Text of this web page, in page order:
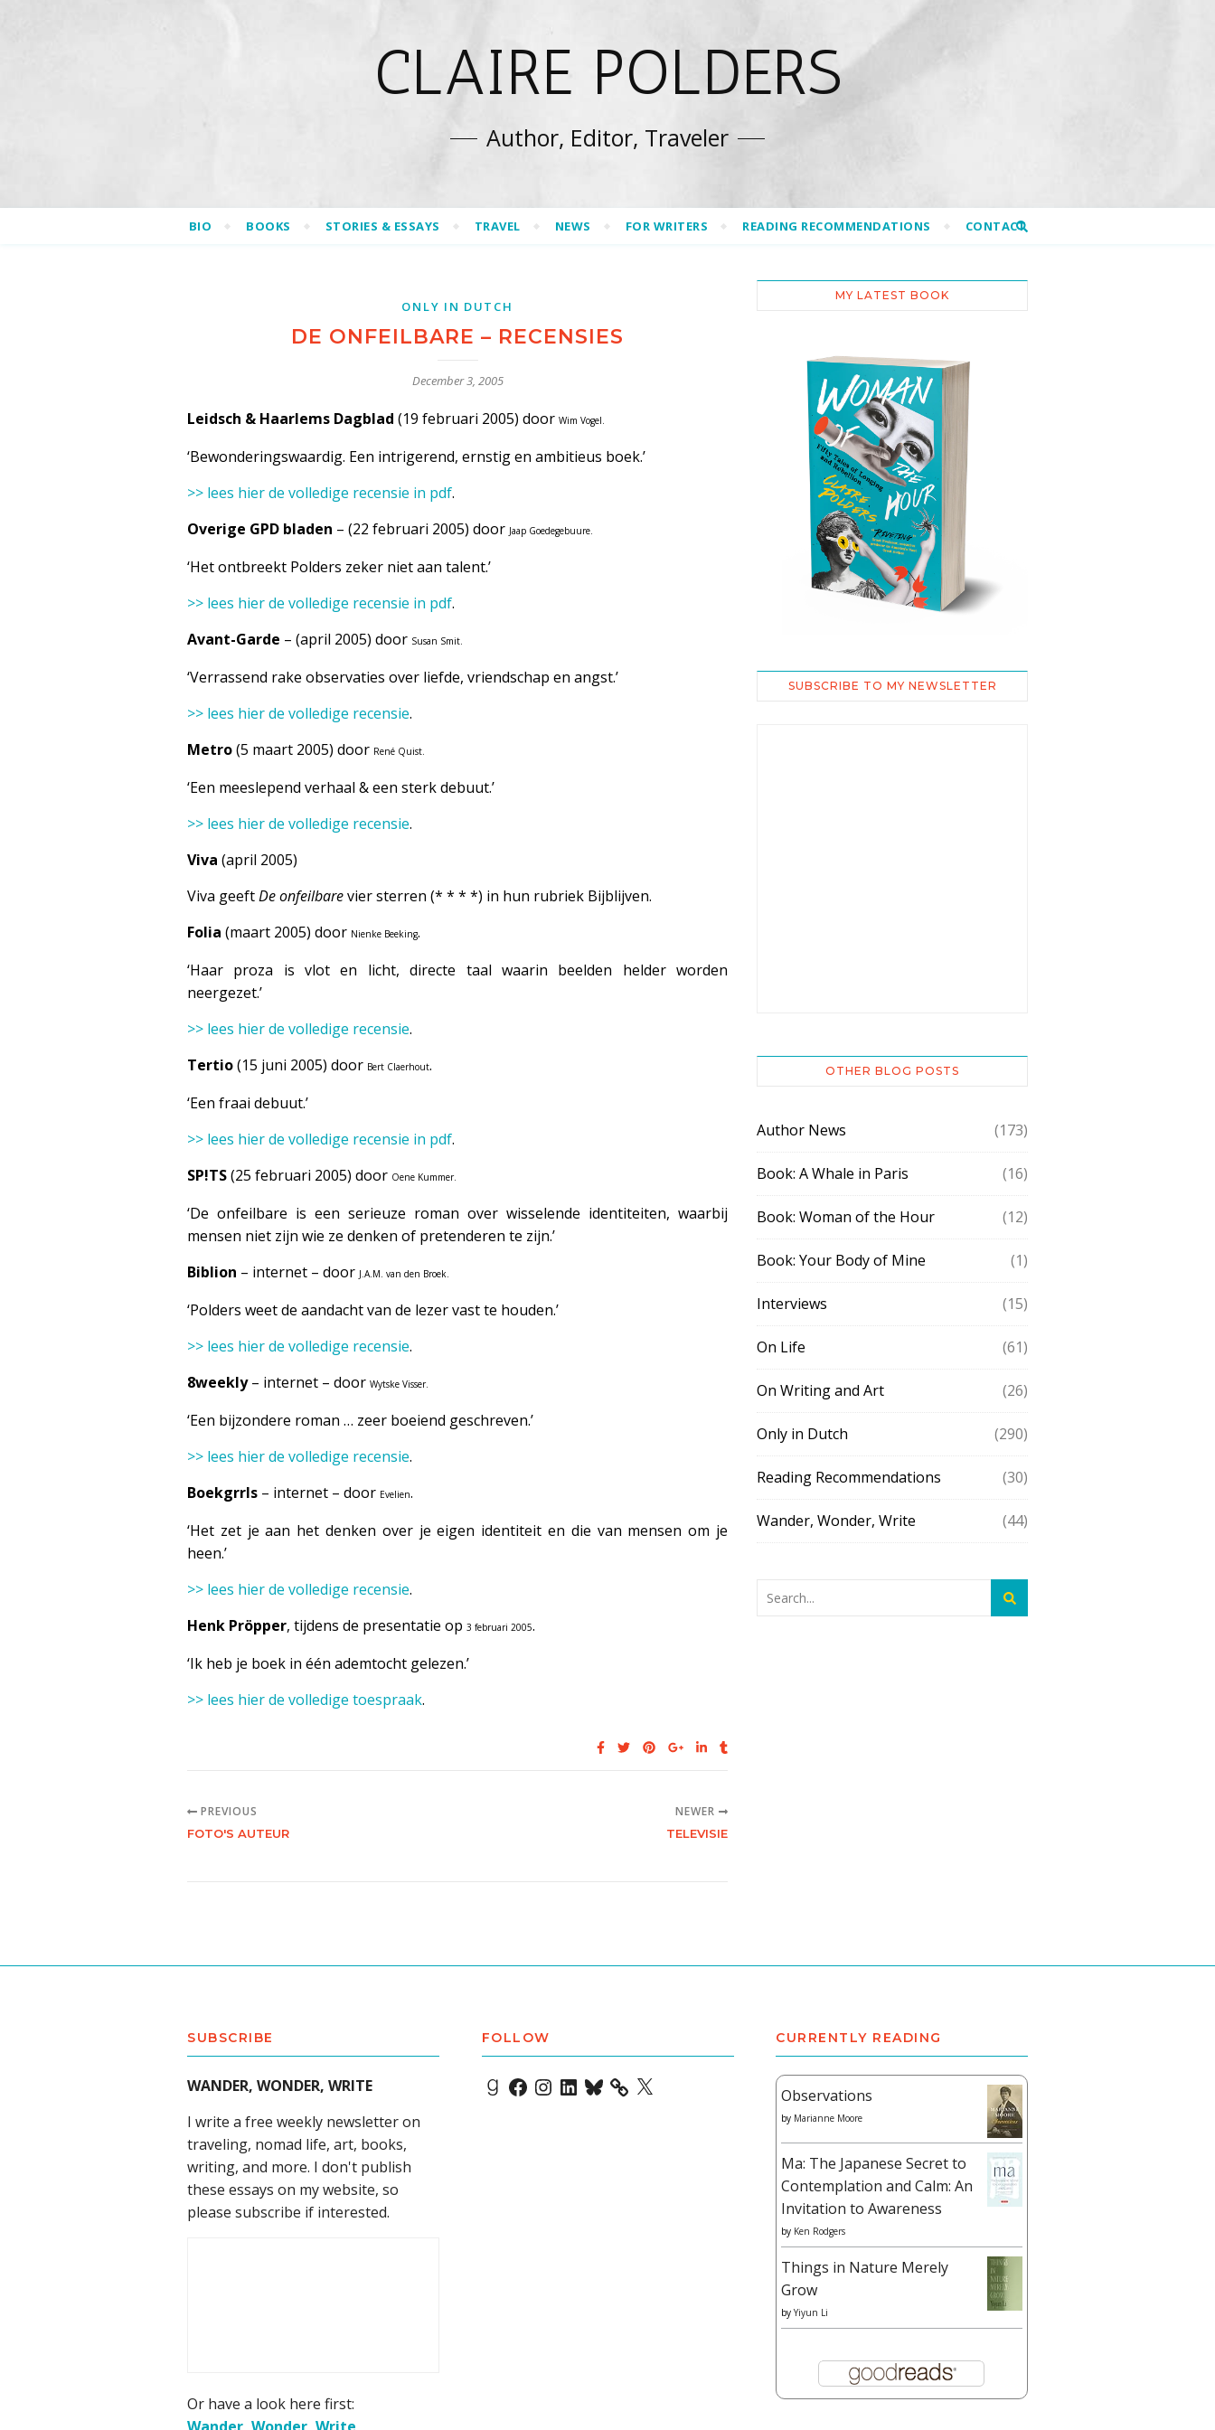
CLAIRE POLDERS
Author, Editor, Traveler
BIO BOOKS STORIES & ESSAYS TRAVEL NEWS FOR WRITERS READING RECOMMENDATIONS CONTACT
ONLY IN DUTCH
DE ONFEILBARE – RECENSIES
December 3, 2005
Leidsch & Haarlems Dagblad (19 februari 2005) door Wim Vogel.
‘Bewonderingswaardig. Een intrigerend, ernstig en ambitieus boek.’
>> lees hier de volledige recensie in pdf.
Overige GPD bladen – (22 februari 2005) door Jaap Goedegebuure.
‘Het ontbreekt Polders zeker niet aan talent.’
>> lees hier de volledige recensie in pdf.
Avant-Garde – (april 2005) door Susan Smit.
‘Verrassend rake observaties over liefde, vriendschap en angst.’
>> lees hier de volledige recensie.
Metro(5 maart 2005) door René Quist.
‘Een meeslepend verhaal & een sterk debuut.’
>> lees hier de volledige recensie.
Viva (april 2005)
Viva geeftDe onfeilbarevier sterren (* * * *) in hun rubriek Bijblijven.
Folia (maart 2005) door Nienke Beeking.
‘Haar proza is vlot en licht, directe taal waarin beelden helder worden
neergezet.’
>> lees hier de volledige recensie.
Tertio(15 juni 2005) door Bert Claerhout.
‘Een fraai debuut.’
>> lees hier de volledige recensie in pdf.
SP!TS(25 februari 2005) door Oene Kummer.
‘De onfeilbare is een serieuze roman over wisselende identiteiten, waarbij
mensen niet zijn wie ze denken of pretenderen te zijn.’
Biblion – internet – door J.A.M. van den Broek.
‘Polders weet de aandacht van de lezer vast te houden.’
>> lees hier de volledige recensie.
8weekly– internet – door Wytske Visser.
‘Een bijzondere roman … zeer boeiend geschreven.’
>> lees hier de volledige recensie.
Boekgrrls – internet – door Evelien.
‘Het zet je aan het denken over je eigen identiteit en die van mensen om je
heen.’
>> lees hier de volledige recensie.
Henk Pröpper, tijdens de presentatie op 3 februari 2005.
‘Ik heb je boek in één ademtocht gelezen.’
>> lees hier de volledige toespraak.
PREVIOUS
FOTO'S AUTEUR
NEWER
TELEVISIE
MY LATEST BOOK
SUBSCRIBE TO MY NEWSLETTER
OTHER BLOG POSTS
Author News (173)
Book: A Whale in Paris (16)
Book: Woman of the Hour (12)
Book: Your Body of Mine (1)
Interviews (15)
On Life (61)
On Writing and Art (26)
Only in Dutch (290)
Reading Recommendations (30)
Wander, Wonder, Write (44)
SUBSCRIBE
WANDER, WONDER, WRITE
I write a free weekly newsletter on
traveling, nomad life, art, books,
writing, and more. I don't publish
these essays on my website, so
please subscribe if interested.
Or have a look here first:
FOLLOW
Goodreads
Facebook
Instagram
LinkedIn
Bluesky X
CURRENTLY READING
Observations
by Marianne Moore
Ma: The Japanese Secret to
Contemplation and Calm: An
Invitation to Awareness
by Ken Rodgers
Things in Nature Merely
Grow
by Yiyun Li